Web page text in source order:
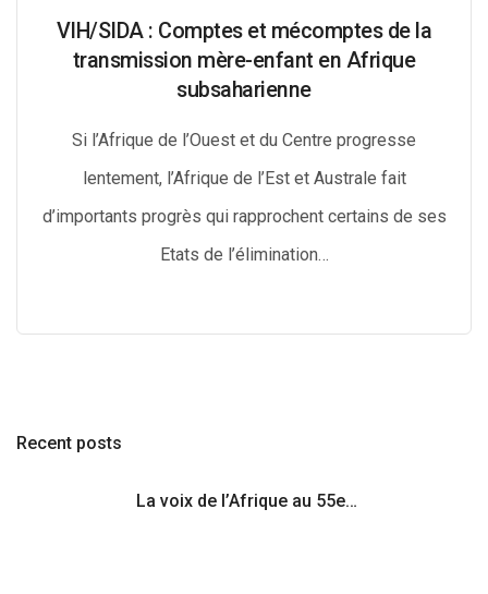
VIH/SIDA : Comptes et mécomptes de la
transmission mère-enfant en Afrique
subsaharienne
Si l’Afrique de l’Ouest et du Centre progresse
lentement, l’Afrique de l’Est et Australe fait
d’importants progrès qui rapprochent certains de ses
Etats de l’élimination…
Recent posts
La voix de l’Afrique au 55e…